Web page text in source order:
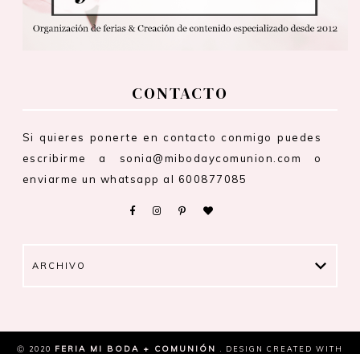
CONTACTO
Si quieres ponerte en contacto conmigo puedes
escribirme a sonia@mibodaycomunion.com o
enviarme un whatsapp al 600877085
ARCHIVO
Ⓒ 2020 FERIA MI BODA + COMUNIÓN DESIGN CREATED WITH